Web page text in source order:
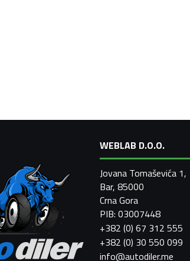
WEBLAB D.O.O.
Jovana Tomaševića 1,
Bar, 85000
Crna Gora
PIB: 03007448
+382 (0) 67 312 555
+382 (0) 30 550 099
info@autodiler.me